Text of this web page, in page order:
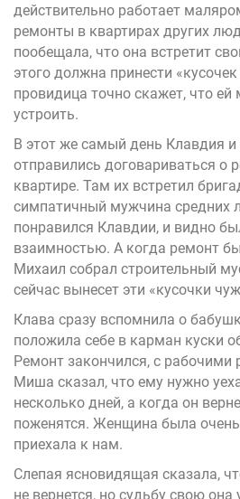
действительно работает
ремонты в квартирах других
пообещала, что она встретит
этого должна принести
провидица точно скажет, что
устроить.
В этот же самый день Клавдия и
отправились договариваться о
квартире. Там их встретил
симпатичный мужчина средних
понравился Клавдии, и видно
взаимностью. А когда ремонт
Михаил собрал строительный
сейчас вынесет эти «кусочки
Клава сразу вспомнила о
положила себе в карман куски
Ремонт закончился, с рабочими
Миша сказал, что ему нужно
несколько дней, а когда он
поженятся. Женщина была
приехала к нам.
Слепая ясновидящая сказала,
не вернется, но судьбу свою она